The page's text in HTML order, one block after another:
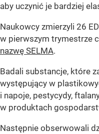
aby uczynić je bardziej
Naukowcy zmierzyli 26
w pierwszym trymestrze
nazwę SELMA.
Badali substancje, które
występujący w
i napoje, pestycydy,
w produktach
Następnie obserwowali